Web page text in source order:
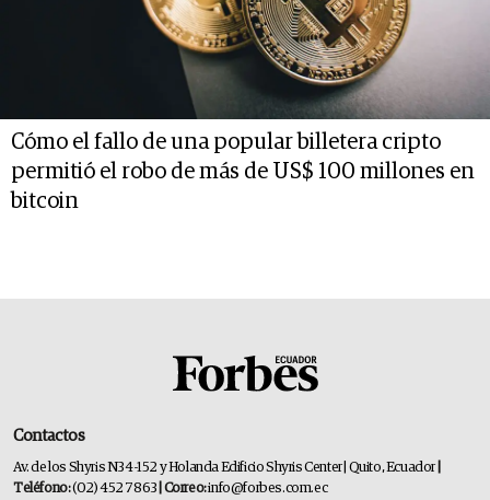
Cómo el fallo de una popular billetera cripto
permitió el robo de más de US$ 100 millones en
bitcoin
Contactos
Av. de los Shyris N34-152 y Holanda Edificio Shyris Center | Quito, Ecuador
Teléfono:(02) 452 7863 | Correo:info@forbes.com.ec